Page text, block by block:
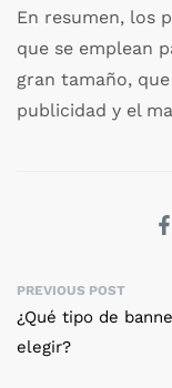
En resumen, los
que se emplean
gran tamaño,
publicidad y el
PREVIOUS POST
¿Qué tipo de
elegir?